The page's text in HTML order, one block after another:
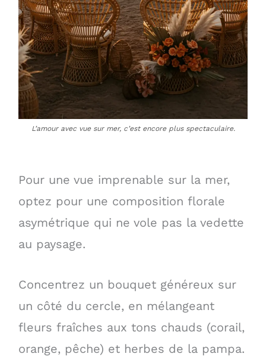
L’amour avec vue sur mer, c’est encore plus spectaculaire.
Pour une vue imprenable sur la mer,
optez pour une composition florale
asymétrique qui ne vole pas la vedette
au paysage.
Concentrez un bouquet généreux sur
un côté du cercle, en mélangeant
fleurs fraîches aux tons chauds (corail,
orange, pêche) et herbes de la pampa.